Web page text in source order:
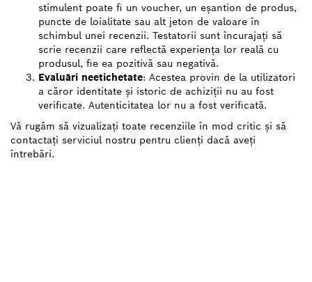
stimulent poate fi un voucher, un eșantion de produs,
puncte de loialitate sau alt jeton de valoare în
schimbul unei recenzii. Testatorii sunt încurajați să
scrie recenzii care reflectă experiența lor reală cu
produsul, fie ea pozitivă sau negativă.
Evaluări neetichetate: Acestea provin de la utilizatori
a căror identitate și istoric de achiziții nu au fost
verificate. Autenticitatea lor nu a fost verificată.
Vă rugăm să vizualizați toate recenziile în mod critic și să
contactați serviciul nostru pentru clienți dacă aveți
întrebări.